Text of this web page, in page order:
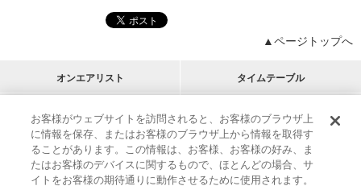
▲ページトップへ
オンエアリスト タイムテーブル
プログラムリスト チャート
アーティストリスト
M-ON!
RECOMMEND
リクエスト
インフォメーション | プレゼント&ご招待
お客様がウェブサイトを訪問されると、お客様のブラウザ上
に情報を保存、またはお客様のブラウザ上から情報を取得す
ることがあります。この情報は、お客様、お客様の好み、ま
たはお客様のデバイスに関するもので、ほとんどの場合、サ
イトをお客様の期待通りに動作させるために使用されます。